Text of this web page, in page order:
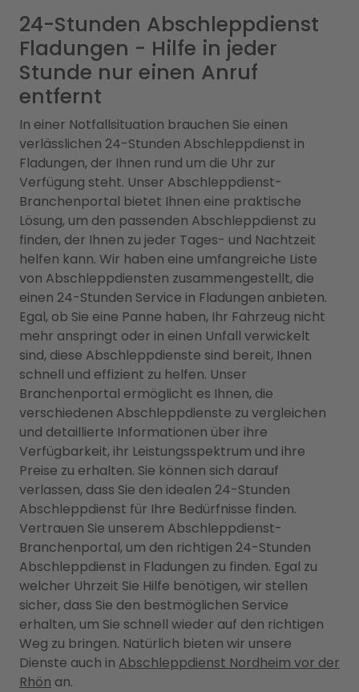
24-Stunden Abschleppdienst
Fladungen - Hilfe in jeder
Stunde nur einen Anruf
entfernt
In einer Notfallsituation brauchen Sie einen
verlässlichen 24-Stunden Abschleppdienst in
Fladungen, der Ihnen rund um die Uhr zur
Verfügung steht. Unser Abschleppdienst-
Branchenportal bietet Ihnen eine praktische
Lösung, um den passenden Abschleppdienst zu
finden, der Ihnen zu jeder Tages- und Nachtzeit
helfen kann. Wir haben eine umfangreiche Liste
von Abschleppdiensten zusammengestellt, die
einen 24-Stunden Service in Fladungen anbieten.
Egal, ob Sie eine Panne haben, Ihr Fahrzeug nicht
mehr anspringt oder in einen Unfall verwickelt
sind, diese Abschleppdienste sind bereit, Ihnen
schnell und effizient zu helfen. Unser
Branchenportal ermöglicht es Ihnen, die
verschiedenen Abschleppdienste zu vergleichen
und detaillierte Informationen über ihre
Verfügbarkeit, ihr Leistungsspektrum und ihre
Preise zu erhalten. Sie können sich darauf
verlassen, dass Sie den idealen 24-Stunden
Abschleppdienst für Ihre Bedürfnisse finden.
Vertrauen Sie unserem Abschleppdienst-
Branchenportal, um den richtigen 24-Stunden
Abschleppdienst in Fladungen zu finden. Egal zu
welcher Uhrzeit Sie Hilfe benötigen, wir stellen
sicher, dass Sie den bestmöglichen Service
erhalten, um Sie schnell wieder auf den richtigen
Weg zu bringen. Natürlich bieten wir unsere
Dienste auch in Abschleppdienst Nordheim vor der
Rhön an.